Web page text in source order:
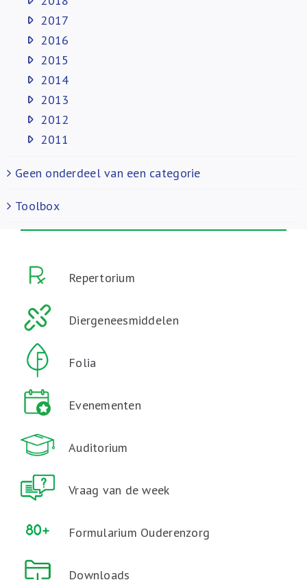
2017
2016
2015
2014
2013
2012
2011
Geen onderdeel van een categorie
Toolbox
Repertorium
Diergeneesmiddelen
Folia
Evenementen
Auditorium
Vraag van de week
Formularium Ouderenzorg
Downloads